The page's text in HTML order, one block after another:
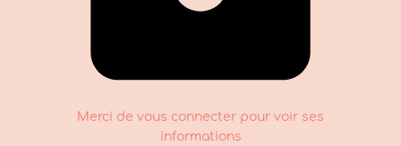
Merci de vous connecter pour voir ses
informations